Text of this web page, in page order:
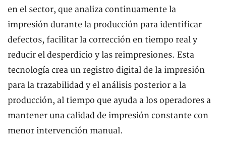
en el sector, que analiza continuamente la
impresión durante la producción para identificar
defectos, facilitar la corrección en tiempo real y
reducir el desperdicio y las reimpresiones. Esta
tecnología crea un registro digital de la impresión
para la trazabilidad y el análisis posterior a la
producción, al tiempo que ayuda a los operadores a
mantener una calidad de impresión constante con
menor intervención manual.